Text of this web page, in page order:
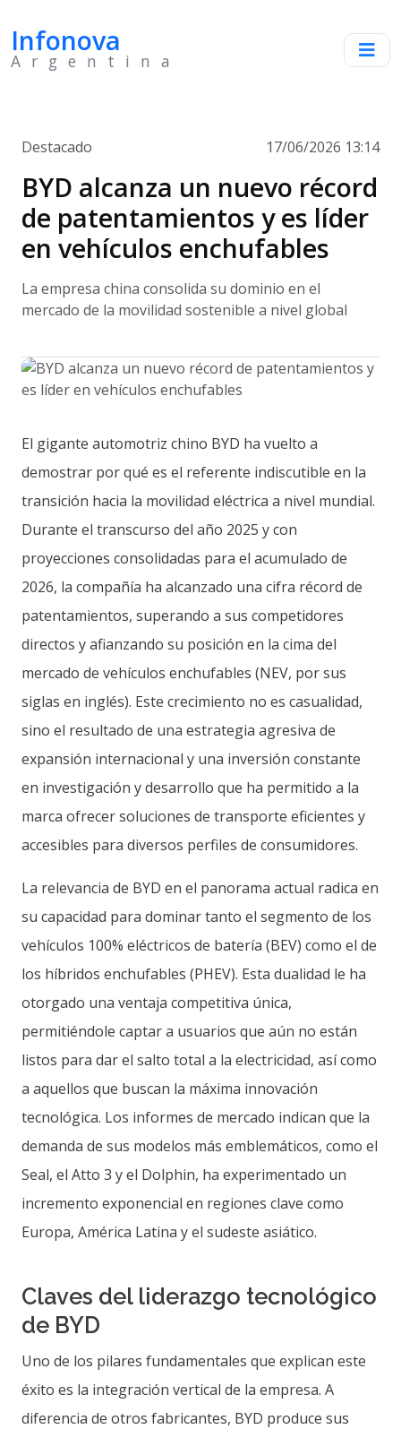
Infonova
Argentina
Destacado 17/06/2026 13:14
BYD alcanza un nuevo récord
de patentamientos y es líder
en vehículos enchufables
La empresa china consolida su dominio en el
mercado de la movilidad sostenible a nivel global
El gigante automotriz chino BYD ha vuelto a
demostrar por qué es el referente indiscutible en la
transición hacia la movilidad eléctrica a nivel mundial.
Durante el transcurso del año 2025 y con
proyecciones consolidadas para el acumulado de
2026, la compañía ha alcanzado una cifra récord de
patentamientos, superando a sus competidores
directos y afianzando su posición en la cima del
mercado de vehículos enchufables (NEV, por sus
siglas en inglés). Este crecimiento no es casualidad,
sino el resultado de una estrategia agresiva de
expansión internacional y una inversión constante
en investigación y desarrollo que ha permitido a la
marca ofrecer soluciones de transporte eficientes y
accesibles para diversos perfiles de consumidores.
La relevancia de BYD en el panorama actual radica en
su capacidad para dominar tanto el segmento de los
vehículos 100% eléctricos de batería (BEV) como el de
los híbridos enchufables (PHEV). Esta dualidad le ha
otorgado una ventaja competitiva única,
permitiéndole captar a usuarios que aún no están
listos para dar el salto total a la electricidad, así como
a aquellos que buscan la máxima innovación
tecnológica. Los informes de mercado indican que la
demanda de sus modelos más emblemáticos, como el
Seal, el Atto 3 y el Dolphin, ha experimentado un
incremento exponencial en regiones clave como
Europa, América Latina y el sudeste asiático.
Claves del liderazgo tecnológico
de BYD
Uno de los pilares fundamentales que explican este
éxito es la integración vertical de la empresa. A
diferencia de otros fabricantes, BYD produce sus